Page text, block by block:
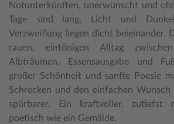
Notunterkünften, unerwünscht und
Tage sind lang, Licht und
Verzweiflung liegen dicht beieinander.
rauen, eintönigen Alltag
Albträumen, Essensausgabe und
großer Schönheit und sanfte Poesie
Schrecken und den einfachen Wunsch
spürbarer. Ein kraftvoller, zutiefst
poetisch wie ein Gemälde.